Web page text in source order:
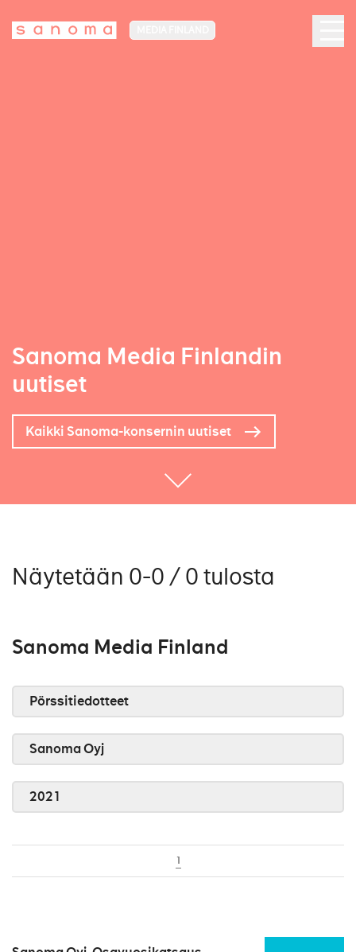
Sanoma Media Finlandin
uutiset
Kaikki Sanoma-konsernin uutiset
Näytetään 0-0 / 0 tulosta
Sanoma Media Finland
Pörssitiedotteet
Sanoma Oyj
2021
1